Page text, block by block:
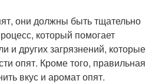
они должны быть тщательно
который помогает
и других загрязнений, которые
опят. Кроме того, правильная
вкус и аромат опят.